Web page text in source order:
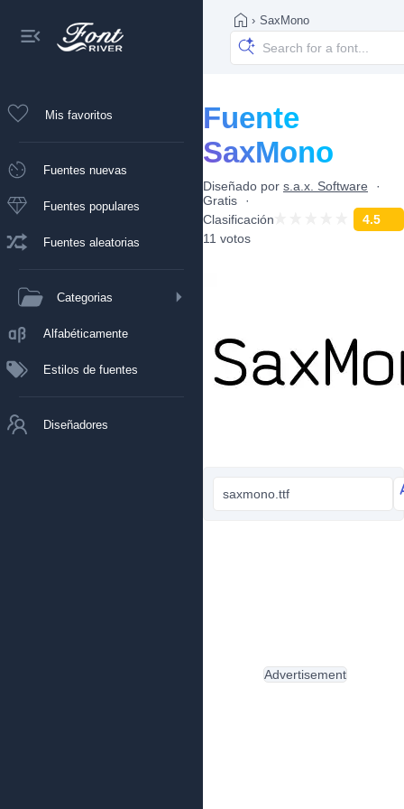
Mis favoritos
Fuentes nuevas
Fuentes populares
Fuentes aleatorias
Categorias
Alfabéticamente
Estilos de fuentes
Diseñadores
› SaxMono
Fuente
SaxMono
Diseñado por s.a.x. Software
Gratis
Clasificación
4.5
11 votos
saxmono.ttf
Advertisement